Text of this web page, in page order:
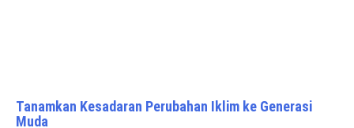
Tanamkan Kesadaran Perubahan Iklim ke Generasi
Muda